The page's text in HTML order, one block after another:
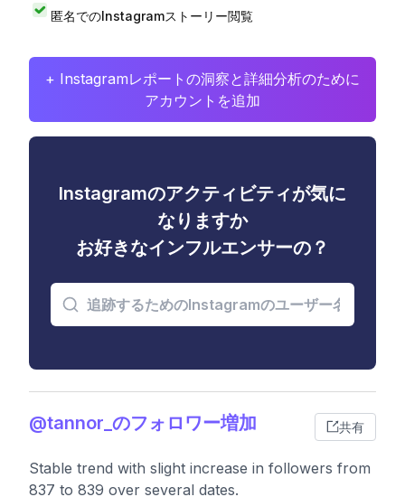
匿名でのInstagramストーリー閲覧
+ Instagramレポートの洞察と詳細分析のために
アカウントを追加
Instagramのアクティビティが気に
なりますか
お好きなインフルエンサーの？
@tannor_のフォロワー増加 共有
Stable trend with slight increase in followers from
837 to 839 over several dates.